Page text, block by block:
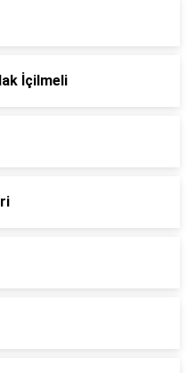
İçilmeli